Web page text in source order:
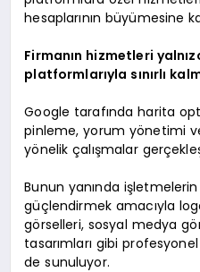
hesaplarının büyümesine
Firmanın hizmetleri
platformlarıyla sınırlı
Google tarafında harita
pinleme, yorum yönetimi
yönelik çalışmalar
Bunun yanında
güçlendirmek amacıyla
görselleri, sosyal medya
tasarımları gibi
de sunuluyor.